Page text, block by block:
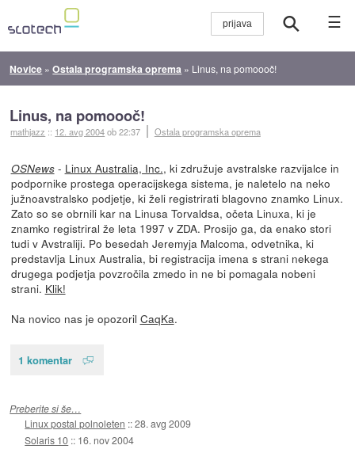
☰
Novice »Ostala programska oprema » Linus, na pomoooč!
Linus, na pomoooč!
mathjazz :: 12. avg 2004ob 22:37 Ostala programska oprema
OSNews- Linux Australia, Inc., ki združuje avstralske razvijalce in
podpornike prostega operacijskega sistema, je naletelo na neko
južnoavstralsko podjetje, ki želi registrirati blagovno znamko Linux.
Zato so se obrnili kar na Linusa Torvaldsa, očeta Linuxa, ki je
znamko registriral že leta 1997 v ZDA. Prosijo ga, da enako stori
tudi v Avstraliji. Po besedah Jeremyja Malcoma, odvetnika, ki
predstavlja Linux Australia, bi registracija imena s strani nekega
drugega podjetja povzročila zmedo in ne bi pomagala nobeni
strani. Klik!
Na novico nas je opozoril CaqKa.
1 komentar
Preberite si še…
Linux postal polnoleten ::28. avg 2009
Solaris 10 :: 16. nov 2004